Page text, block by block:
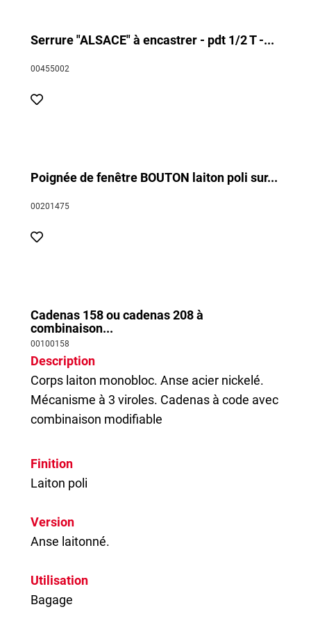
Serrure "ALSACE" à encastrer - pdt 1/2 T -...
00455002
Poignée de fenêtre BOUTON laiton poli sur...
00201475
Cadenas 158 ou cadenas 208 à
combinaison...
00100158
Description
Corps laiton monobloc. Anse acier nickelé.
Mécanisme à 3 viroles. Cadenas à code avec
combinaison modifiable
Finition
Laiton poli
Version
Anse laitonné.
Utilisation
Bagage